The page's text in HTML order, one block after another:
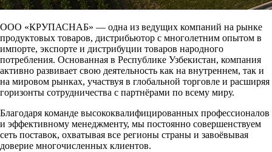
ООО «КРУПАСНАБ» — одна из ведущих компаний на рынке
продуктовых товаров, дистрибьютор с многолетним опытом в
импорте, экспорте и дистрибуции товаров народного
потребления. Основанная в Республике Узбекистан, компания
активно развивает свою деятельность как на внутреннем, так и
на мировом рынках, участвуя в глобальной торговле и расширяя
горизонты сотрудничества с партнёрами по всему миру.
Благодаря команде высококвалифицированных профессионалов
и эффективному менеджменту, мы постоянно совершенствуем
сеть поставок, охватывая все регионы страны и завоёвывая
доверие многочисленных клиентов.